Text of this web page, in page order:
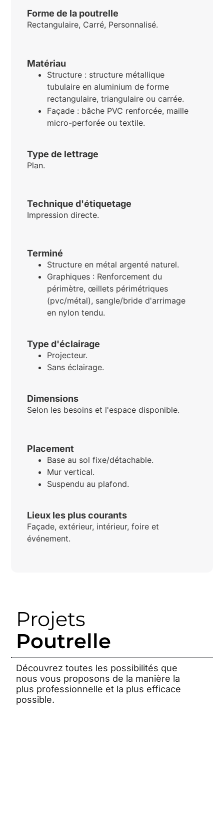
Forme de la poutrelle
Rectangulaire, Carré, Personnalisé.
Matériau
Structure : structure métallique
tubulaire en aluminium de forme
rectangulaire, triangulaire ou carrée.
Façade : bâche PVC renforcée, maille
micro-perforée ou textile.
Type de lettrage
Plan.
Technique d'étiquetage
Impression directe.
Terminé
Structure en métal argenté naturel.
Graphiques : Renforcement du
périmètre, œillets périmétriques
(pvc/métal), sangle/bride d'arrimage
en nylon tendu.
Type d'éclairage
Projecteur.
Sans éclairage.
Dimensions
Selon les besoins et l'espace disponible.
Placement
Base au sol fixe/détachable.
Mur vertical.
Suspendu au plafond.
Lieux les plus courants
Façade, extérieur, intérieur, foire et
événement.
Projets
Poutrelle
Découvrez toutes les possibilités que
nous vous proposons de la manière la
plus professionnelle et la plus efficace
possible.